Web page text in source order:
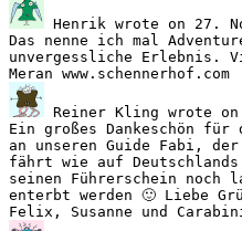
Henrik wrote on 27.
Das nenne ich mal
unvergessliche Erlebnis.
Meran www.schennerhof.com
Reiner Kling wrote on
Ein großes Dankeschön
an unseren Guide Fabi,
fährt wie auf
seinen Führerschein noch
enterbt werden 🙂 Liebe
Felix, Susanne und